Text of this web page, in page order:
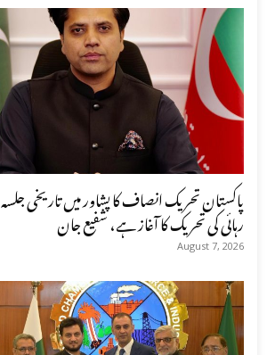
پاکستان تحریک انصاف کا پشاور میں تاریخی
رہائی کی تحریک کا آغاز ہے، شفیع جان
August 7, 2026